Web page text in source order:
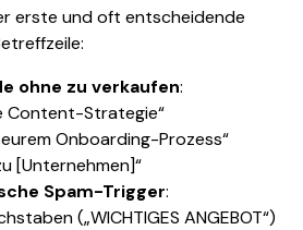
erste und oft entscheidende
ohne zu verkaufen:
Content-Strategie“
Onboarding-Prozess“
[Unternehmen]“
Spam-Trigger:
(„WICHTIGES ANGEBOT“)